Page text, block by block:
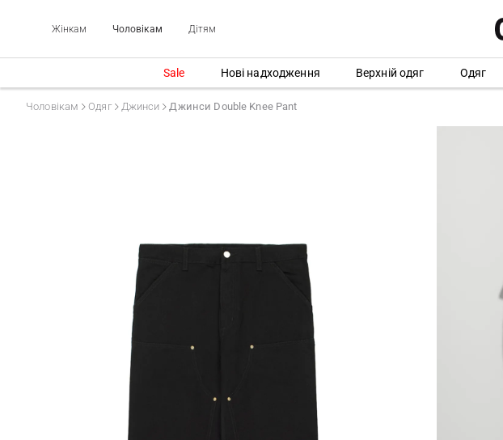
Жінкам Чоловікам Дітям
Sale Нові надходження Верхній одяг Одяг
Чоловікам Одяг Джинси Джинси Double Knee Pant